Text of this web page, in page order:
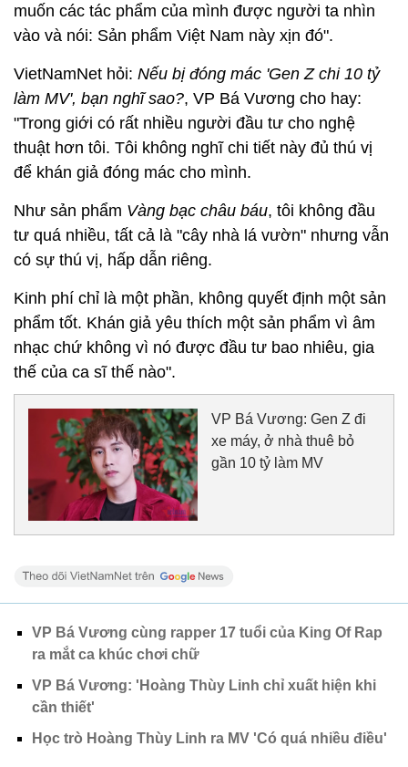
muốn các tác phẩm của mình được người ta nhìn
vào và nói: Sản phẩm Việt Nam này xịn đó".
VietNamNet hỏi: Nếu bị đóng mác 'Gen Z chi 10 tỷ
làm MV', bạn nghĩ sao?, VP Bá Vương cho hay:
"Trong giới có rất nhiều người đầu tư cho nghệ
thuật hơn tôi. Tôi không nghĩ chi tiết này đủ thú vị
để khán giả đóng mác cho mình.
Như sản phẩm Vàng bạc châu báu, tôi không đầu
tư quá nhiều, tất cả là "cây nhà lá vườn" nhưng vẫn
có sự thú vị, hấp dẫn riêng.
Kinh phí chỉ là một phần, không quyết định một sản
phẩm tốt. Khán giả yêu thích một sản phẩm vì âm
nhạc chứ không vì nó được đầu tư bao nhiêu, gia
thế của ca sĩ thế nào".
VP Bá Vương: Gen Z đi
xe máy, ở nhà thuê bỏ
gần 10 tỷ làm MV
VP Bá Vương cùng rapper 17 tuổi của King Of Rap
ra mắt ca khúc chơi chữ
VP Bá Vương: 'Hoàng Thùy Linh chỉ xuất hiện khi
cần thiết'
Học trò Hoàng Thùy Linh ra MV 'Có quá nhiều điều'